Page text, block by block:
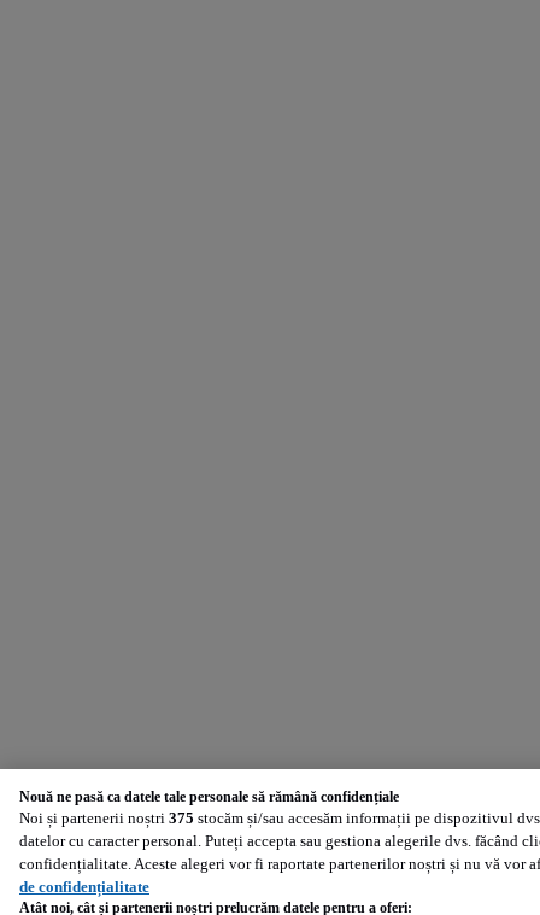
Nouă ne pasă ca datele tale personale să rămână confidențiale
Noi și partenerii noștri 375 stocăm și/sau accesăm informații pe dispozitivul
datelor cu caracter personal. Puteți accepta sau gestiona alegerile dvs. făcând
confidențialitate. Aceste alegeri vor fi raportate partenerilor noștri și nu vă vor
de confidențialitate
Atât noi, cât și partenerii noștri prelucrăm datele pentru a oferi: